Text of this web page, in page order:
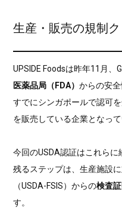
生産・販売の規制
UPSIDE Foodsは昨年11月、
医薬品局（FDA）からの安
すでにシンガポールで認可
を販売している企業となって
今回のUSDA認証はこれら
残るステップは、生産施設
（USDA-FSIS）からの検査
す。